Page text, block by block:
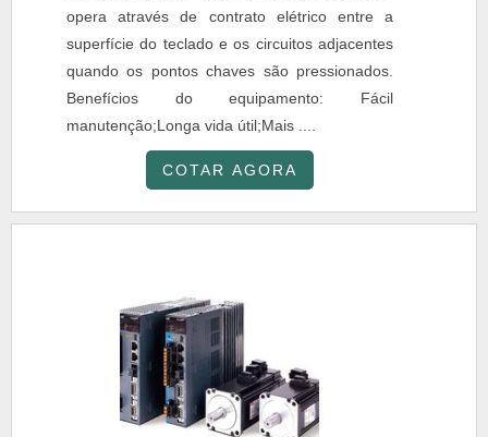
opera através de contrato elétrico entre a
superfície do teclado e os circuitos adjacentes
quando os pontos chaves são pressionados.
Benefícios do equipamento: Fácil
manutenção;Longa vida útil;Mais ....
COTAR AGORA